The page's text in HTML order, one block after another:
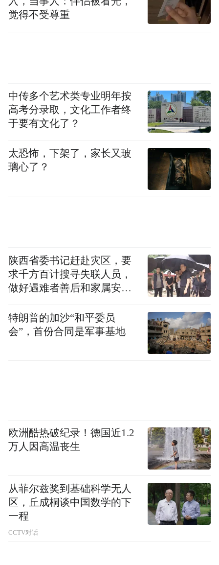
频)为凤凰网旗下自媒体平台“大风号”用户上传并发
布，本平台仅提供信息存储空间服务。
Notice: The content above (including the videos,
pictures and audios if any) is uploaded and posted
platform and merely provides information storage
space services.”
觉得不受尊重
中传多个艺术类专业明年按
高考分录取，文化工作者终
于要有文化了？
太恐怖，下架了，家长又玻
璃心了？
陕西省委书记赶赴灾区，要
求千方百计搜寻失联人员，
做好遇难者善后和家属安抚
特朗普的加沙“和平委员
会”，首份合同是军事基地
欧洲酷热破纪录！德国近1.2
万人因高温丧生
从菲尔兹奖到基础科学无人
区，丘成桐谈中国数学的下
一程
CCTV对话